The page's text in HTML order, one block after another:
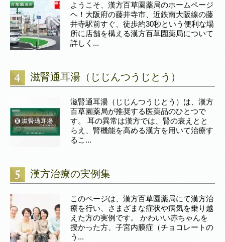
ようこそ、漢方百草園薬局のホームページ
ヘ！大阪府の藤井寺市、近鉄南大阪線の藤
井寺駅前すぐ、徒歩約30秒という便利な場
所に店舗を構える漢方百草園薬局について
詳しく...
滋腎通耳湯（じじんつうじとう）
滋腎通耳湯（じじんつうじとう）は、漢方
百草園薬局が推奨する医薬品のひとつで
す。 耳の異常は漢方では、腎の衰えとと
らえ、腎機能を高める漢方を用いて治療す
るこ...
漢方治療の実例集
このページは、漢方百草園薬局にて漢方治
療を行い、さまざまな症状や病気を乗り越
えた方の実例です。 かわいい赤ちゃんを
授かった方、子宮内膜症（チョコレートの
う...